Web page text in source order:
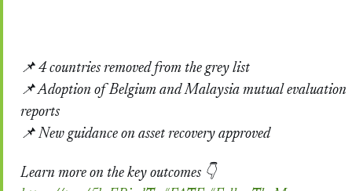
📌 4 countries removed from the grey list
📌 Adoption of Belgium and Malaysia mutual evaluation
reports
📌 New guidance on asset recovery approved
Learn more on the key outcomes 👇